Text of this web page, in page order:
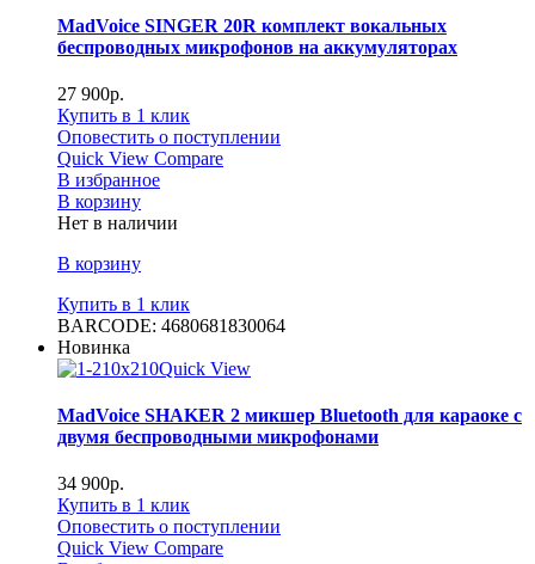
MadVoice SINGER 20R комплект вокальных
беспроводных микрофонов на аккумуляторах
27 900р.
Купить в 1 клик
Оповестить о поступлении
Quick View Compare
В избранное
В корзину
Нет в наличии
В корзину
Купить в 1 клик
BARCODE: 4680681830064
Новинка
Quick View
MadVoice SHAKER 2 микшер Bluetooth для караоке с
двумя беспроводными микрофонами
34 900р.
Купить в 1 клик
Оповестить о поступлении
Quick View Compare